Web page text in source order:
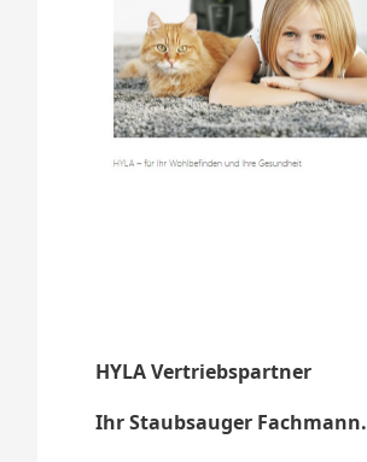
HYLA Vertriebspartner
Ihr Staubsauger Fachmann.